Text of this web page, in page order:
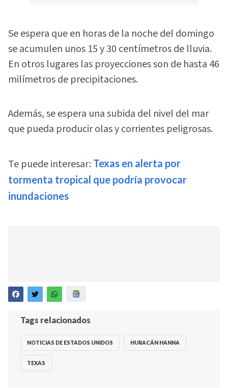
Se espera que en horas de la noche del domingo
se acumulen unos 15 y 30 centímetros de lluvia.
En otros lugares las proyecciones son de hasta 46
milímetros de precipitaciones.
Además, se espera una subida del nivel del mar
que pueda producir olas y corrientes peligrosas.
Te puede interesar: Texas en alerta por
tormenta tropical que podría provocar
inundaciones
Tags relacionados
NOTICIAS DE ESTADOS UNIDOS HURACÁN HANNA
TEXAS